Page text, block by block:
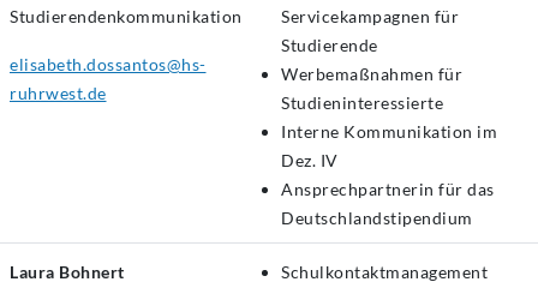
Studierendenkommunikation
elisabeth.dossantos@hs-
ruhrwest.de
Servicekampagnen für
Studierende
Werbemaßnahmen für
Studieninteressierte
Interne Kommunikation im
Dez. IV
Ansprechpartnerin für das
Deutschlandstipendium
Laura Bohnert
Schulkontaktmanagement